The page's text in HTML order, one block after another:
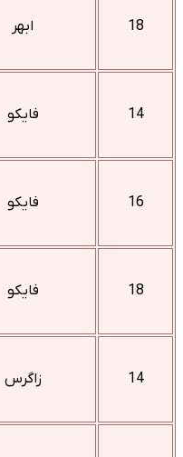
18 ابهر
14 فایکو
16 فایکو
18 فایکو
14 زاگرس